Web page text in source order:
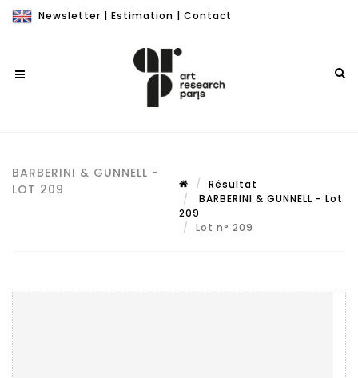
Newsletter | Estimation | Contact
BARBERINI & GUNNELL -
LOT 209
Résultat
BARBERINI & GUNNELL - Lot
209
Lot n° 209